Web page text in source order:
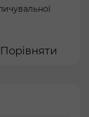
Порівняти